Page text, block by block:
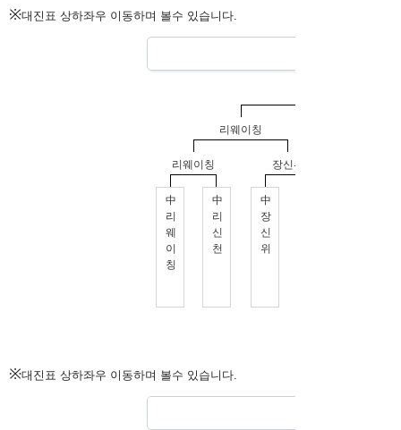
※대진표 상하좌우 이동하며 볼수 있습니다.
※대진표 상하좌우 이동하며 볼수 있습니다.